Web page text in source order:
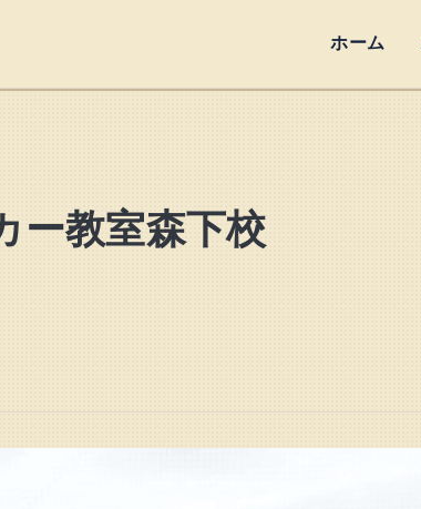
ホーム
ー教室森下校